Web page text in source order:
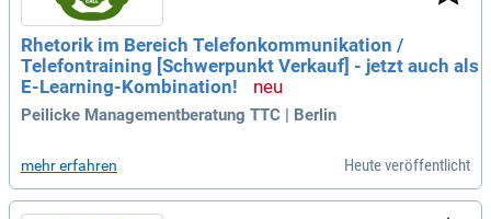
Rhetorik im Bereich Telefonkommunikation /
Telefontraining [Schwerpunkt Verkauf] - jetzt auch als
E-Learning-Kombination!
Peilicke Managementberatung TTC | Berlin
mehr erfahren Heute veröffentlicht